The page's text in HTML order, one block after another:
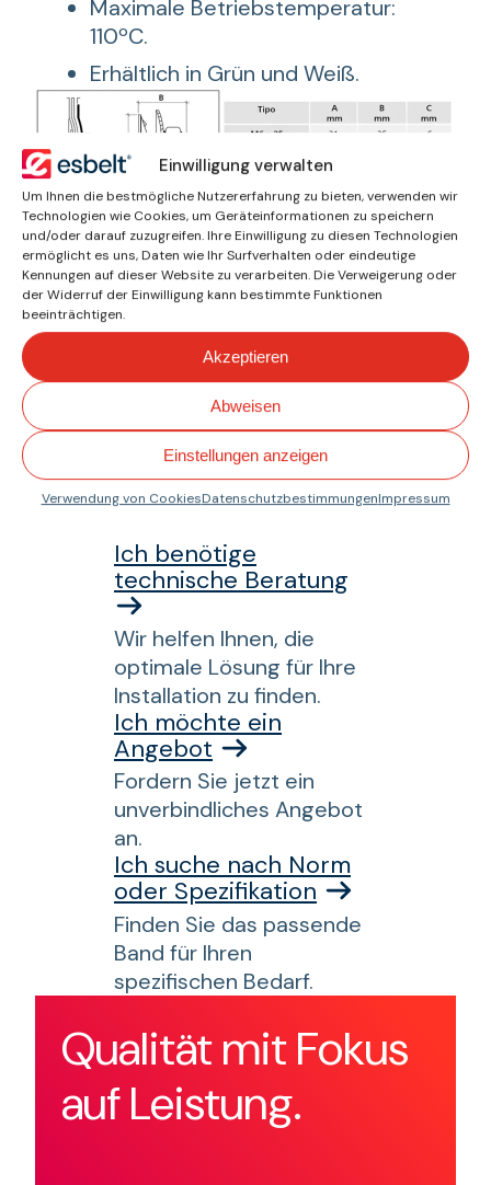
Einwilligung verwalten
Um Ihnen die bestmögliche Nutzererfahrung zu bieten, verwenden wir
Technologien wie Cookies, um Geräteinformationen zu speichern
und/oder darauf zuzugreifen. Ihre Einwilligung zu diesen Technologien
ermöglicht es uns, Daten wie Ihr Surfverhalten oder eindeutige
Kennungen auf dieser Website zu verarbeiten. Die Verweigerung oder
der Widerruf der Einwilligung kann bestimmte Funktionen
beeinträchtigen.
Akzeptieren
Abweisen
Einstellungen anzeigen
Verwendung von CookiesDatenschutzbestimmungenImpressum
Maximale Betriebstemperatur:
110ºC.
Erhältlich in Grün und Weiß.
Schrauben
Detail der verzinkten Stahlschraube
mit Befestigungszapfen am Band,
versehen mit Mutter und gewölbter
Unterlegscheibe.
Wie können wir Ihnen
helfen?
Ich benötige
technische Beratung
Wir helfen Ihnen, die
optimale Lösung für Ihre
Installation zu finden.
Ich möchte ein
Angebot
Fordern Sie jetzt ein
unverbindliches Angebot
an.
Ich suche nach Norm
oder Spezifikation
Finden Sie das passende
Band für Ihren
spezifischen Bedarf.
Qualität mit Fokus
auf Leistung.